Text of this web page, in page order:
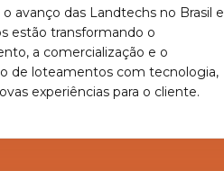
avanço das Landtechs no Brasil e
estão transformando o
a comercialização e o
de loteamentos com tecnologia,
experiências para o cliente.